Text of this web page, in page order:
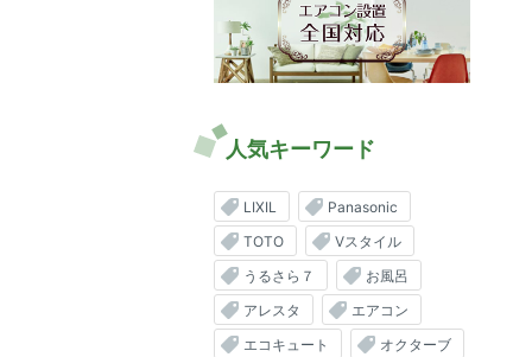
人気キーワード
LIXIL
Panasonic
TOTO
Vスタイル
うるさら７
お風呂
アレスタ
エアコン
エコキュート
オクターブ